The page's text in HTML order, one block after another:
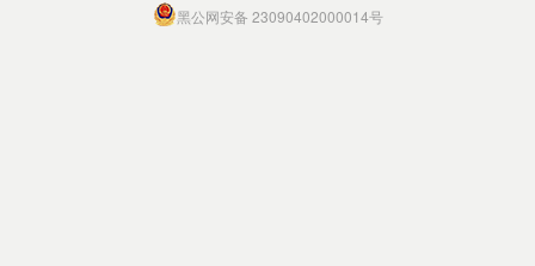
黑公网安备 23090402000014号